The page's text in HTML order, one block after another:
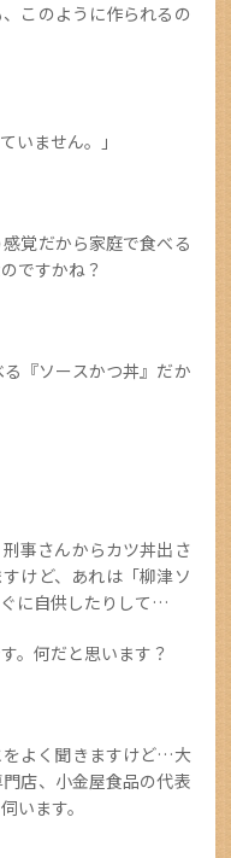
このように作られるの
いません。」
覚だから家庭で食べる
ですかね？
『ソースかつ丼』だか
事さんからカツ丼出さ
けど、あれは「柳津ソ
に自供したりして…
。何だと思います？
をよく聞きますけど…大
店、小金屋食品の代表
います。